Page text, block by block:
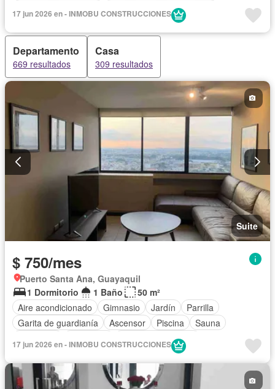
Completamente amoblado
17 jun 2026 en - INMOBU CONSTRUCCIONES
Departamento
669 resultados
Casa
309 resultados
Suite
$ 750/mes
Puerto Santa Ana, Guayaquil
1 Dormitorio
1 Baño
50 m²
Aire acondicionado
Gimnasio Jardín
Parrilla
Garita de guardianía
Ascensor Piscina
Sauna
Armario empotrado
Cocina equipada
Cocina integral
Completamente amoblado
17 jun 2026 en - INMOBU CONSTRUCCIONES